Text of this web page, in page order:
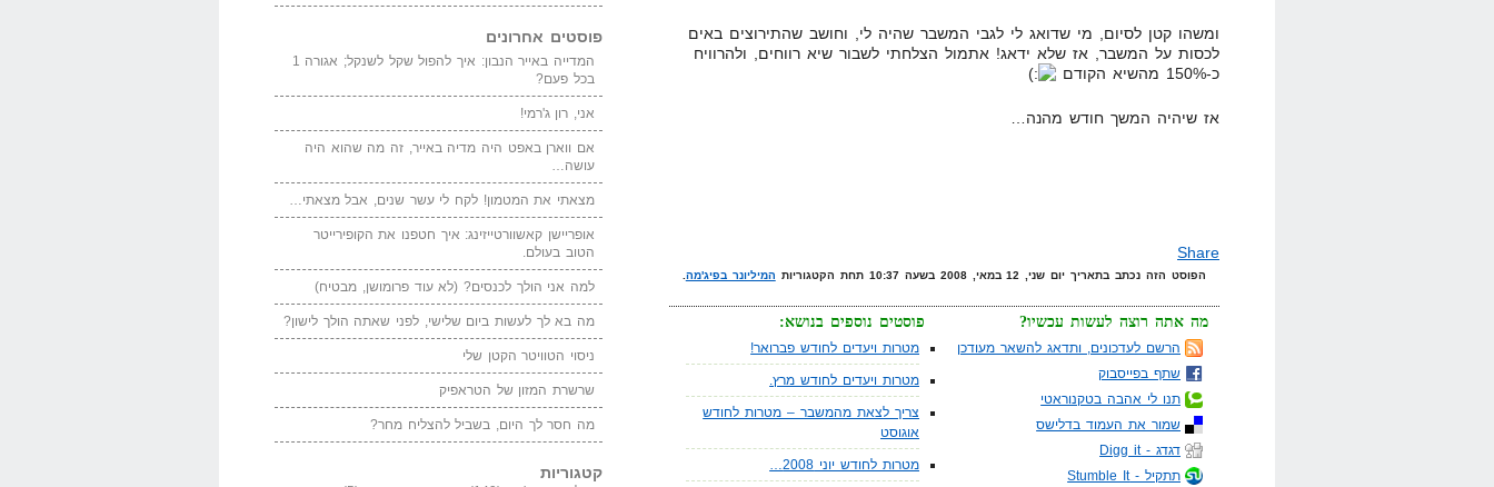
ומשהו קטן לסיום, מי שדואג לי לגבי המשבר שהיה לי, וחושב שהתירוצים באים
לכסות על המשבר, אז שלא ידאג! אתמול הצלחתי לשבור שיא רווחים, ולהרוויח
כ-150% מהשיא הקודם
אז שיהיה המשך חודש מהנה…
Share
הפוסט הזה נכתב בתאריך יום שני, 12 במאי, 2008 בשעה 10:37 תחת הקטגוריות המיליונר בפיג'מה
פוסטים נוספים בנושא:
מטרות ויעדים לחודש פברואר!
מטרות ויעדים לחודש מרץ.
צריך לצאת מהמשבר – מטרות לחודש
אוגוסט
מטרות לחודש יוני 2008…
מה אתה רוצה לעשות עכשיו?
הרשם לעדכונים, ותדאג להשאר מעודכן
שתף בפייסבוק
תנו לי אהבה בטקנוראטי
שמור את העמוד בדלישס
דגדג - Digg it
תתקיל - Stumble It
פוסטים אחרונים
המדייה באייר הנבון: איך להפול שקל לשנקל; אגורה 1
בכל פעם?
אני, רון ג'רמי!
אם ווארן באפט היה מדיה באייר, זה מה שהוא היה
עושה…
מצאתי את המטמון! לקח לי עשר שנים, אבל מצאתי…
אופריישן קאשוורטייזינג: איך חטפנו את הקופירייטר
הטוב בעולם.
למה אני הולך לכנסים? (לא עוד פרומושן, מבטיח)
מה בא לך לעשות ביום שלישי, לפני שאתה הולך לישון?
ניסוי הטוויטר הקטן שלי
שרשרת המזון של הטראפיק
מה חסר לך היום, בשביל להצליח מחר?
קטגוריות